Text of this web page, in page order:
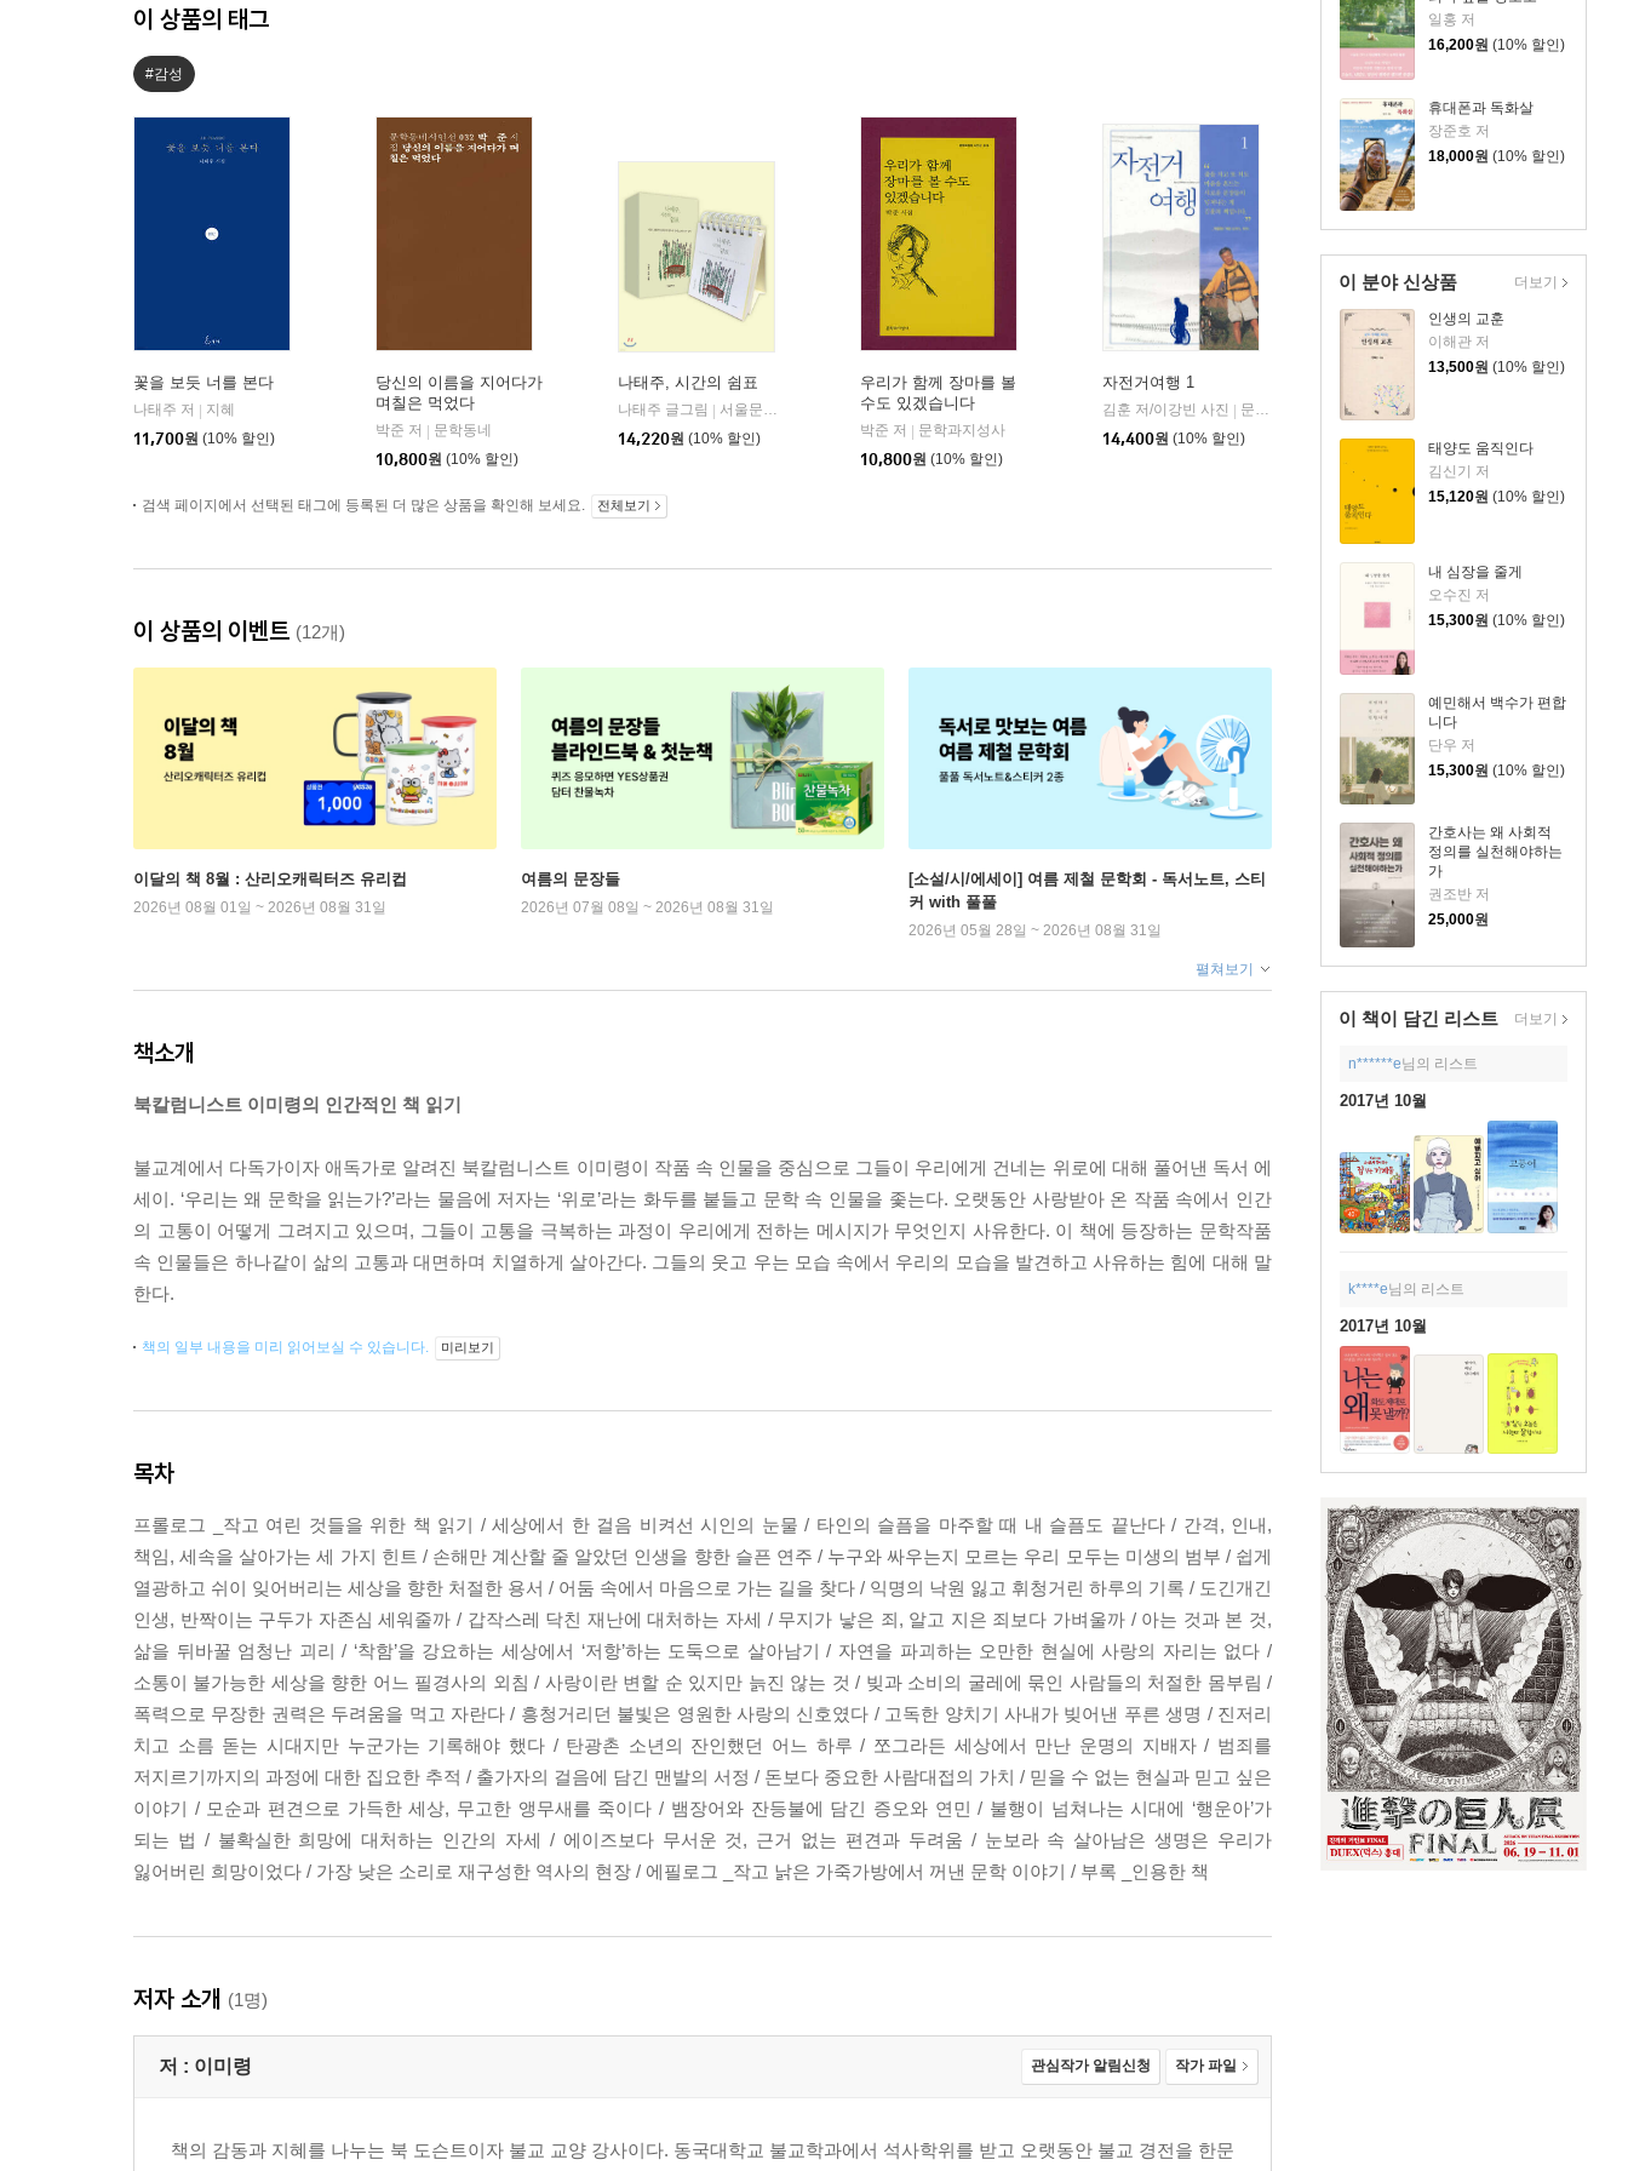
일홍 저
16,200원 (10% 할인)
휴대폰과 독화살
장준호 저
18,000원 (10% 할인)
이 분야 신상품
인생의 교훈
이해관 저
13,500원 (10% 할인)
태양도 움직인다
김신기 저
15,120원 (10% 할인)
내 심장을 줄게
오수진 저
15,300원 (10% 할인)
예민해서 백수가 편합
니다
단우 저
15,300원 (10% 할인)
간호사는 왜 사회적
정의를 실천해야하는
가
권조반 저
25,000원
더보기
이 책이 담긴 리스트 더보기
n******e님의 리스트
2017년 10월
k****e님의 리스트
2017년 10월
이 상품의 태그
#감성
꽃을 보듯 너를 본다
나태주 저
지혜
11,700원 (10% 할인)
당신의 이름을 지어다가
며칠은 먹었다
박준 저
문학동네
10,800원 (10% 할인)
나태주, 시간의 쉼표
나태주 글그림
서울문화사
14,220원 (10% 할인)
우리가 함께 장마를 볼
수도 있겠습니다
박준 저
문학과지성사
10,800원 (10% 할인)
자전거여행 1
김훈 저/이강빈 사진
문학동네
14,400원 (10% 할인)
검색 페이지에서 선택된 태그에 등록된 더 많은 상품을 확인해 보세요. 전체보기
이 상품의 이벤트 (12개)
이달의 책 8월 : 산리오캐릭터즈 유리컵
2026년 08월 01일 ~ 2026년 08월 31일
여름의 문장들
2026년 07월 08일 ~ 2026년 08월 31일
[소설/시/에세이] 여름 제철 문학회 - 독서노트, 스티
커 with 풀풀
2026년 05월 28일 ~ 2026년 08월 31일
펼쳐보기
책소개
북칼럼니스트 이미령의 인간적인 책 읽기
불교계에서 다독가이자 애독가로 알려진 북칼럼니스트 이미령이 작품 속 인물을 중심으로 그들이 우리에게 건네는 위로에 대해 풀어낸 독서 에
세이. ‘우리는 왜 문학을 읽는가?’라는 물음에 저자는 ‘위로’라는 화두를 붙들고 문학 속 인물을 좇는다. 오랫동안 사랑받아 온 작품 속에서 인간
의 고통이 어떻게 그려지고 있으며, 그들이 고통을 극복하는 과정이 우리에게 전하는 메시지가 무엇인지 사유한다. 이 책에 등장하는 문학작품
속 인물들은 하나같이 삶의 고통과 대면하며 치열하게 살아간다. 그들의 웃고 우는 모습 속에서 우리의 모습을 발견하고 사유하는 힘에 대해 말
한다.
책의 일부 내용을 미리 읽어보실 수 있습니다. 미리보기
목차
프롤로그 _작고 여린 것들을 위한 책 읽기 / 세상에서 한 걸음 비켜선 시인의 눈물 / 타인의 슬픔을 마주할 때 내 슬픔도 끝난다 / 간격, 인내,
책임, 세속을 살아가는 세 가지 힌트 / 손해만 계산할 줄 알았던 인생을 향한 슬픈 연주 / 누구와 싸우는지 모르는 우리 모두는 미생의 범부 / 쉽게
열광하고 쉬이 잊어버리는 세상을 향한 처절한 용서 / 어둠 속에서 마음으로 가는 길을 찾다 / 익명의 낙원 잃고 휘청거린 하루의 기록 / 도긴개긴
인생, 반짝이는 구두가 자존심 세워줄까 / 갑작스레 닥친 재난에 대처하는 자세 / 무지가 낳은 죄, 알고 지은 죄보다 가벼울까 / 아는 것과 본 것,
삶을 뒤바꿀 엄청난 괴리 / ‘착함’을 강요하는 세상에서 ‘저항’하는 도둑으로 살아남기 / 자연을 파괴하는 오만한 현실에 사랑의 자리는 없다 /
소통이 불가능한 세상을 향한 어느 필경사의 외침 / 사랑이란 변할 순 있지만 늙진 않는 것 / 빚과 소비의 굴레에 묶인 사람들의 처절한 몸부림 /
폭력으로 무장한 권력은 두려움을 먹고 자란다 / 흥청거리던 불빛은 영원한 사랑의 신호였다 / 고독한 양치기 사내가 빚어낸 푸른 생명 / 진저리
치고 소름 돋는 시대지만 누군가는 기록해야 했다 / 탄광촌 소년의 잔인했던 어느 하루 / 쪼그라든 세상에서 만난 운명의 지배자 / 범죄를
저지르기까지의 과정에 대한 집요한 추적 / 출가자의 걸음에 담긴 맨발의 서정 / 돈보다 중요한 사람대접의 가치 / 믿을 수 없는 현실과 믿고 싶은
이야기 / 모순과 편견으로 가득한 세상, 무고한 앵무새를 죽이다 / 뱀장어와 잔등불에 담긴 증오와 연민 / 불행이 넘쳐나는 시대에 ‘행운아’가
되는 법 / 불확실한 희망에 대처하는 인간의 자세 / 에이즈보다 무서운 것, 근거 없는 편견과 두려움 / 눈보라 속 살아남은 생명은 우리가
잃어버린 희망이었다 / 가장 낮은 소리로 재구성한 역사의 현장 / 에필로그 _작고 낡은 가죽가방에서 꺼낸 문학 이야기 / 부록 _인용한 책
저자 소개 (1명)
저 : 이미령 관심작가 알림신청 작가 파일
책의 감동과 지혜를 나누는 북 도슨트이자 불교 교양 강사이다. 동국대학교 불교학과에서 석사학위를 받고 오랫동안 불교 경전을 한문